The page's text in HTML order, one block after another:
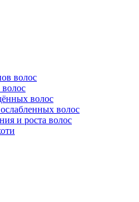
волос
волос
волос
и роста волос